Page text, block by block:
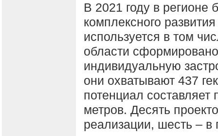
В 2021 году в регионе
комплексного
используется в том
области
индивидуальную
они охватывают 437
потенциал
метров. Десять
реализации, шесть – в